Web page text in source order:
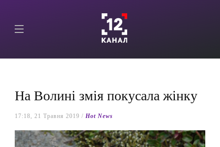
На Волині змія покусала жінку
17:18, 21 Травня 2019 / Hot News